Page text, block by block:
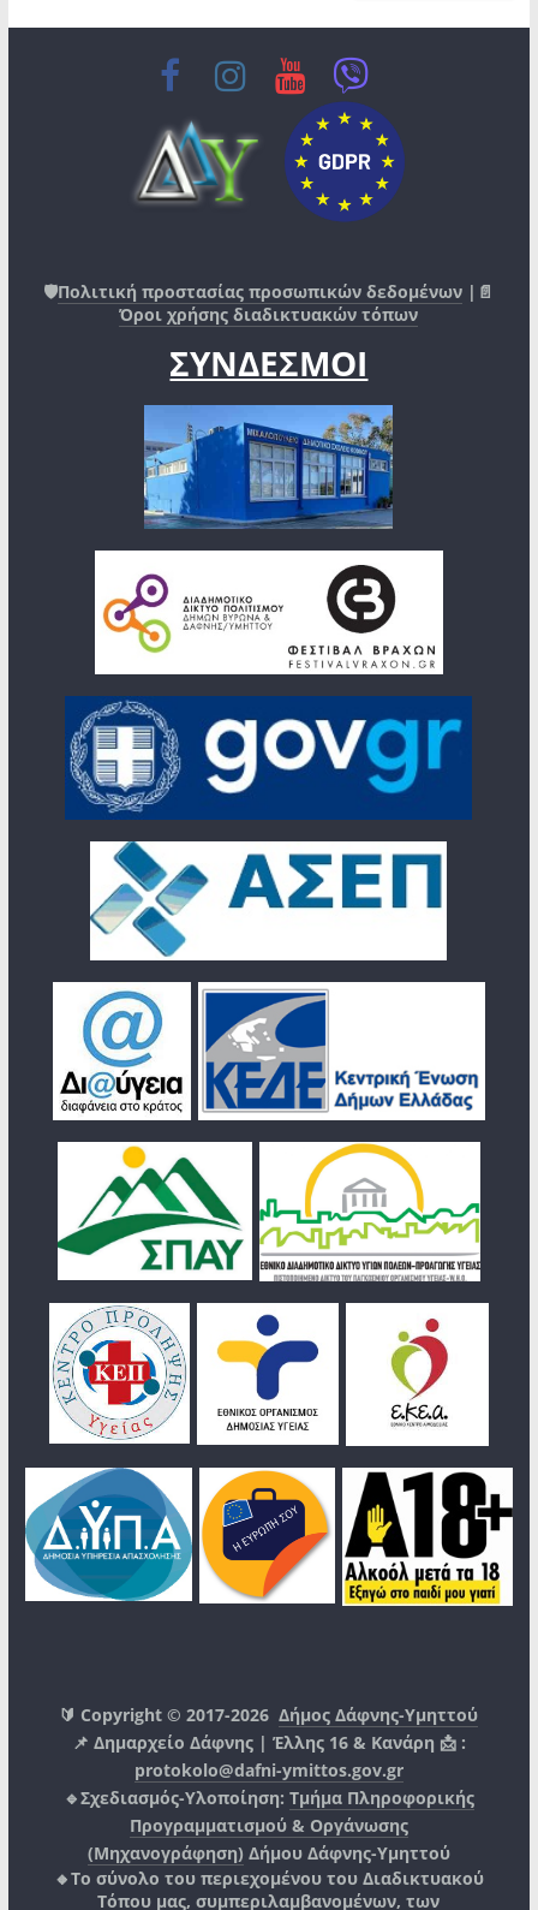
🛡️Πολιτική προστασίας προσωπικών δεδομένων |📄
Όροι χρήσης διαδικτυακών τόπων
ΣΥΝΔΕΣΜΟΙ
🔰 Copyright © 2017-2026Δήμος Δάφνης-Υμηττού
📌 Δημαρχείο Δάφνης | Έλλης 16 & Κανάρη 📩 :
protokolo@dafni-ymittos.gov.gr
🔹Σχεδιασμός-Υλοποίηση: Τμήμα Πληροφορικής
Προγραμματισμού & Οργάνωσης
(Μηχανογράφηση) Δήμου Δάφνης-Υμηττού
🔸Το σύνολο του περιεχομένου του Διαδικτυακού
Τόπου μας, συμπεριλαμβανομένων, των